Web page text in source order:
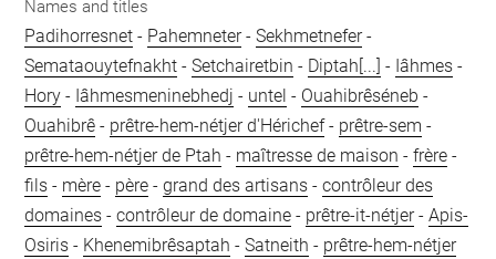
Names and titles
Padihorresnet - Pahemneter-Sekhmetnefer-
Semataouytefnakht -Setchairetbin - Diptah[...] - Iâhmes -
Hory - Iâhmesmeninebhedj - untel - Ouahibrêséneb -
Ouahibrê - prêtre-hem-nétjer d'Hérichef- prêtre-sem -
prêtre-hem-nétjer de Ptah - maîtresse de maison -frère -
fils - mère - père -grand des artisans -contrôleur des
domaines -contrôleur de domaine - prêtre-it-nétjer-Apis-
Osiris - Khenemibrêsaptah -Satneith - prêtre-hem-nétjer